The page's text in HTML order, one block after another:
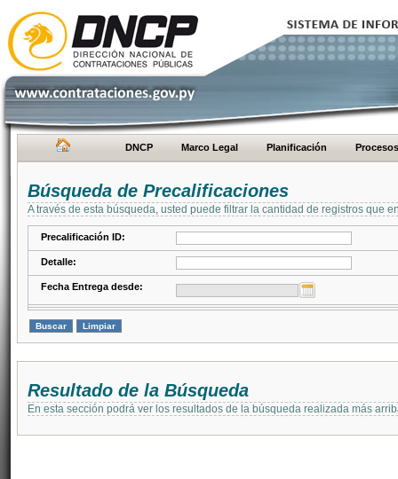
DNCP Marco Legal Planificación Procesos
Búsqueda de Precalificaciones
A través de esta búsqueda, usted puede filtrar la cantidad de registros que
Precalificación ID:
Detalle:
Fecha Entrega desde:
Resultado de la Búsqueda
En esta sección podrá ver los resultados de la búsqueda realizada más